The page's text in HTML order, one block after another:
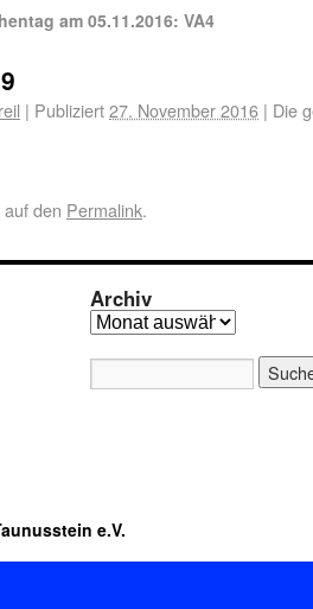
am 05.11.2016: VA4
| Publiziert27. November 2016 | Die
den Permalink.
Archiv
e.V.